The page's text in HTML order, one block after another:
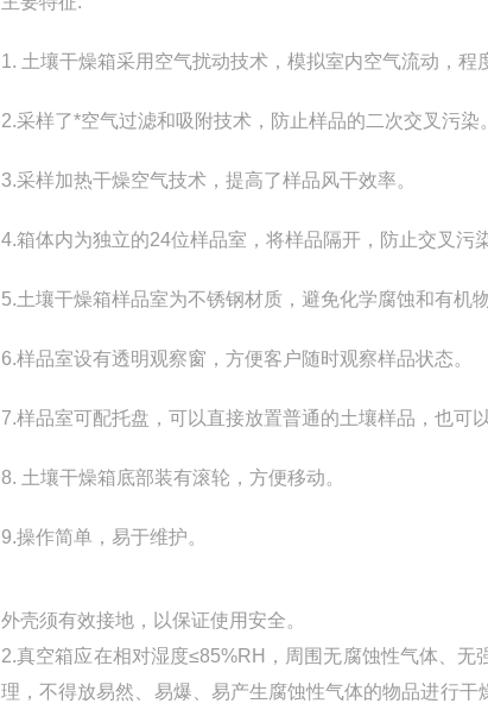
1. 土壤干燥箱采用空气扰动技术，模拟室内空气流动，程
2.采样了*空气过滤和吸附技术，防止样品的二次交叉污染。
3.采样加热干燥空气技术，提高了样品风干效率。
4.箱体内为独立的24位样品室，将样品隔开，防止交叉污染
5.土壤干燥箱样品室为不锈钢材质，避免化学腐蚀和有机
6.样品室设有透明观察窗，方便客户随时观察样品状态。
7.样品室可配托盘，可以直接放置普通的土壤样品，也可
8. 土壤干燥箱底部装有滚轮，方便移动。
9.操作简单，易于维护。
外壳须有效接地，以保证使用安全。
2.真空箱应在相对湿度≤85%RH，周围无腐蚀性气体、
理，不得放易然、易爆、易产生腐蚀性气体的物品进行